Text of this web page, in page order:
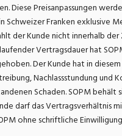
Diese Preisanpassungen
Franken exklusive
der Kunde nicht innerhalb
Vertragsdauer hat
Der Kunde hat in
Nachlassstundung
Schaden. SOPM
darf das
ohne schriftliche